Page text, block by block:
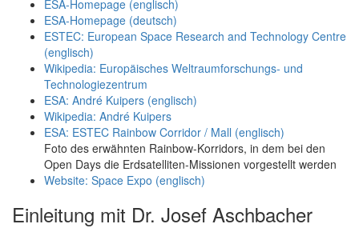
ESA-Homepage (englisch)
ESA-Homepage (deutsch)
ESTEC: European Space Research and Technology Centre
(englisch)
Wikipedia: Europäisches Weltraumforschungs- und
Technologiezentrum
ESA: André Kuipers (englisch)
Wikipedia: André Kuipers
ESA: ESTEC Rainbow Corridor / Mall (englisch)
Foto des erwähnten Rainbow-Korridors, in dem bei den
Open Days die Erdsatelliten-Missionen vorgestellt werden
Website: Space Expo (englisch)
Einleitung mit Dr. Josef Aschbacher